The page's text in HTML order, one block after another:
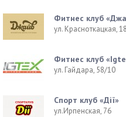
Фитнес клуб
ул. Красноткацкая,
Фитнес клуб
ул. Гайдара, 58/10
Спорт клуб «Дії»
ул.Ирпенская, 76